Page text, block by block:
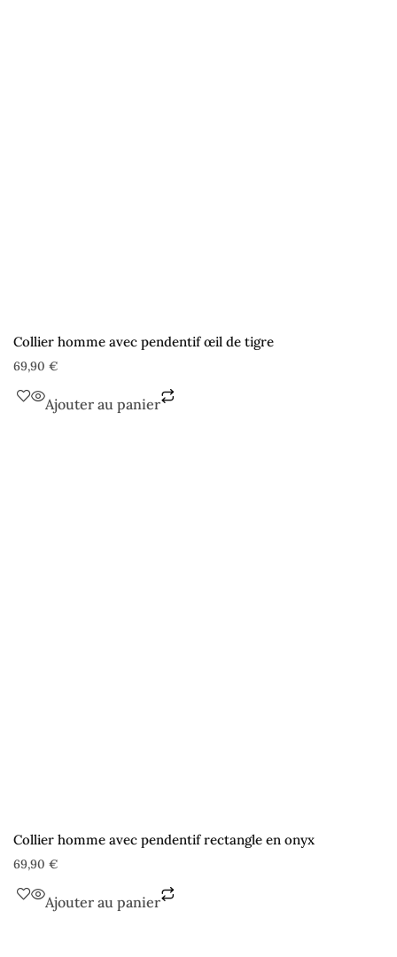
Collier homme avec pendentif œil de tigre
69,90 €
Ajouter au panier
Collier homme avec pendentif rectangle en onyx
69,90 €
Ajouter au panier